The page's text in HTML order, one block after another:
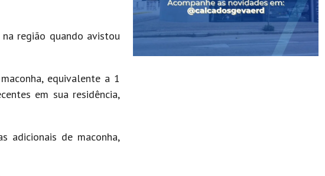
região quando avistou
equivalente a 1
em sua residência,
adicionais de maconha,